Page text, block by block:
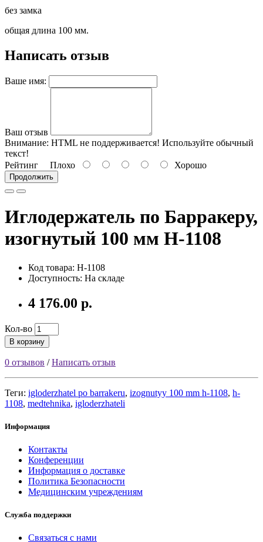
без замка
общая длина 100 мм.
Написать отзыв
Ваше имя:
Ваш отзыв
Внимание: HTML не поддерживается! Используйте обычный
текст!
Рейтинг Плохо Хорошо
Продолжить
Иглодержатель по Барракеру,
изогнутый 100 мм H-1108
Код товара: H-1108
Доступность: На складе
4 176.00 р.
Кол-во
В корзину
0 отзывов /Написать отзыв
Теги: igloderzhatel po barrakeru, izognutyy 100 mm h-1108, h-
1108, medtehnika, igloderzhateli
Информация
Контакты
Конференции
Информация о доставке
Политика Безопасности
Медицинским учреждениям
Служба поддержки
Связаться с нами